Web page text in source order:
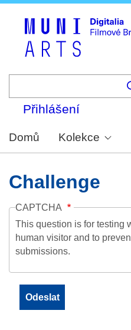
Přihlášení
Domů Kolekce
Challenge
CAPTCHA
This question is for testing
human visitor and to
submissions.